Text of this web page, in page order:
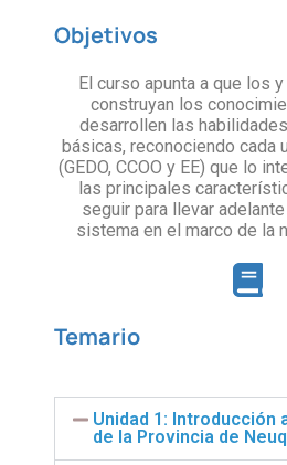
Objetivos
El curso apunta a que los
construyan los
desarrollen las
básicas, reconociendo cada
(GEDO, CCOO y EE) que lo
las principales
seguir para llevar
sistema en el marco de la
Temario
Unidad 1: Introducción
de la Provincia de